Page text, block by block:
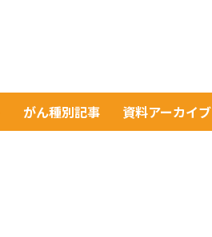
がん種別記事 資料アーカイブ